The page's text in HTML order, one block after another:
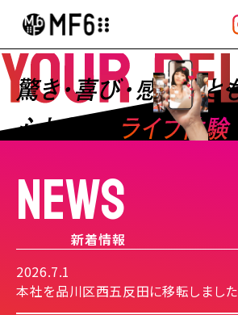
NEWS
新着情報
2026.7.1
本社を品川区西五反田に移転しました